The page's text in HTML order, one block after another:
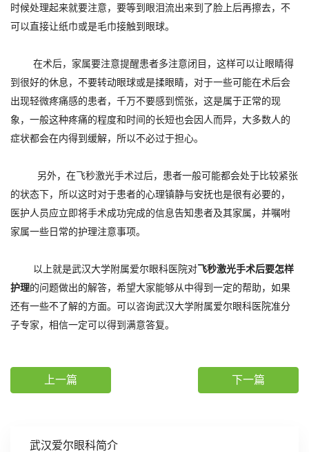
武汉爱尔眼科简介
时候处理起来就要注意，要等到眼泪流出来到了脸上后再擦去，不
可以直接让纸巾或是毛巾接触到眼球。
在术后，家属要注意提醒患者多注意闭目，这样可以让眼睛得
到很好的休息，不要转动眼球或是揉眼睛，对于一些可能在术后会
出现轻微疼痛感的患者，千万不要感到慌张，这是属于正常的现
象，一般这种疼痛的程度和时间的长短也会因人而异，大多数人的
症状都会在内得到缓解，所以不必过于担心。
另外，在飞秒激光手术过后，患者一般可能都会处于比较紧张
的状态下，所以这时对于患者的心理镇静与安抚也是很有必要的，
医护人员应立即将手术成功完成的信息告知患者及其家属，并嘱咐
家属一些日常的护理注意事项。
以上就是武汉大学附属爱尔眼科医院对飞秒激光手术后要怎样
护理的问题做出的解答，希望大家能够从中得到一定的帮助，如果
还有一些不了解的方面。可以咨询武汉大学附属爱尔眼科医院准分
子专家，相信一定可以得到满意答复。
上一篇 下一篇